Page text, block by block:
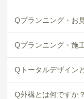
Qプランニング・お
Qプランニング・施
Qトータルデザイン
Q外構とは何ですか？